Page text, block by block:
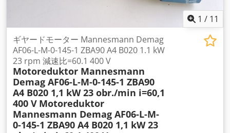
1 / 11
ギヤードモーター Mannesmann Demag
AF06-L-M-0-145-1 ZBA90 A4 B020 1.1 kW
23 rpm 減速比=60.1 400 V
Motoreduktor Mannesmann
Demag AF06-L-M-0-145-1 ZBA90
A4 B020 1,1 kW 23 obr./min i=60,1
400 V Motoreduktor
Mannesmann Demag AF06-L-M-
0-145-1 ZBA90 A4 B020 1,1 kW 23